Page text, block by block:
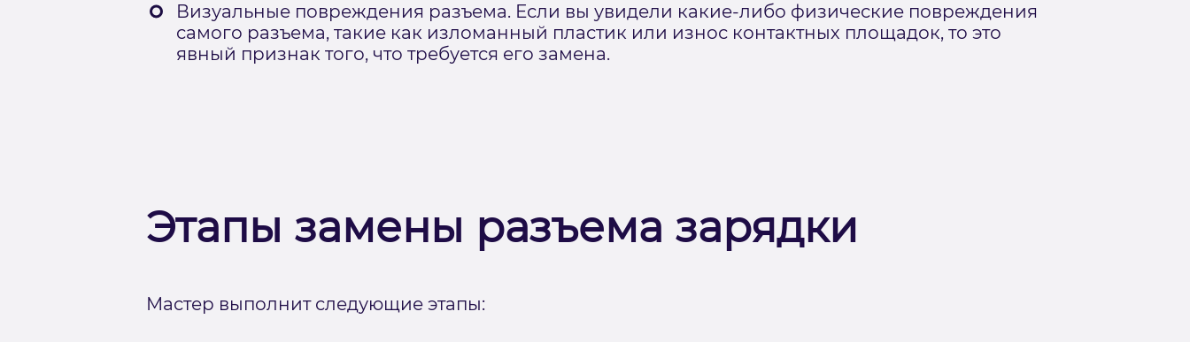
Визуальные повреждения разъема. Если вы увидели какие-либо физические повреждения
самого разъема, такие как изломанный пластик или износ контактных площадок, то это
явный признак того, что требуется его замена.
Этапы замены разъема зарядки
Мастер выполнит следующие этапы: